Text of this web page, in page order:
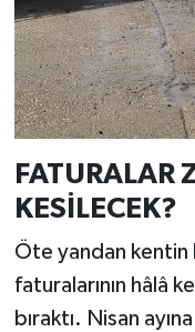
FATURALAR
KESİLECEK?
Öte yandan kentin
faturalarının hâlâ
bıraktı. Nisan